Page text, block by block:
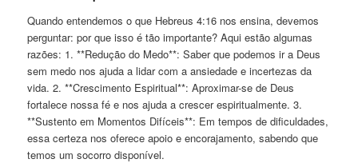
Quando entendemos o que Hebreus 4:16 nos ensina, devemos
perguntar: por que isso é tão importante? Aqui estão algumas
razões: 1. **Redução do Medo**: Saber que podemos ir a Deus
sem medo nos ajuda a lidar com a ansiedade e incertezas da
vida. 2. **Crescimento Espiritual**: Aproximar-se de Deus
fortalece nossa fé e nos ajuda a crescer espiritualmente. 3.
**Sustento em Momentos Difíceis**: Em tempos de dificuldades,
essa certeza nos oferece apoio e encorajamento, sabendo que
temos um socorro disponível.